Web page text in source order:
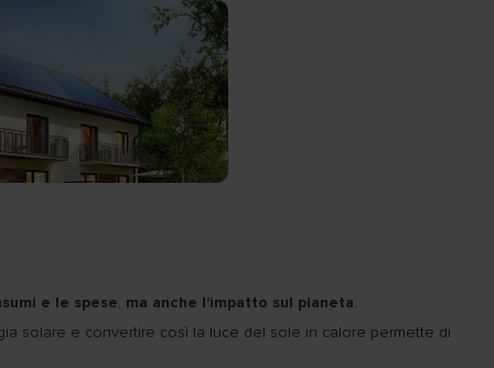
e le spese, ma anche l'impatto sul pianeta.
solare e convertire così la luce del sole in calore permette di